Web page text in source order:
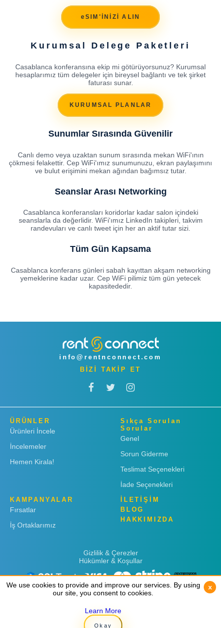
eSIM'İNİZİ ALIN
Kurumsal Delege Paketleri
Casablanca konferansına ekip mi götürüyorsunuz? Kurumsal
hesaplarımız tüm delegeler için bireysel bağlantı ve tek şirket
faturası sunar.
KURUMSAL PLANLAR
Sunumlar Sırasında Güvenilir
Canlı demo veya uzaktan sunum sırasında mekan WiFi'ının
çökmesi felakettir. Cep WiFi'ımız sunumunuzu, ekran paylaşımını
ve bulut erişimini mekan ağından bağımsız tutar.
Seanslar Arası Networking
Casablanca konferansları koridorlar kadar salon içindeki
seanslarla da değerlidir. WiFi'ımız LinkedIn takipleri, takvim
randevuları ve canlı tweet için her an aktif tutar sizi.
Tüm Gün Kapsama
Casablanca konferans günleri sabah kayıttan akşam networking
yemeklerine kadar uzar. Cep WiFi pilimiz tüm gün yetecek
kapasitededir.
info@rentnconnect.com
BİZİ TAKİP ET
ÜRÜNLER
Ürünleri İncele
İncelemeler
Hemen Kirala!
Sıkça Sorulan
Sorular
Genel
Sorun Giderme
Teslimat Seçenekleri
İade Seçenekleri
KAMPANYALAR
Fırsatlar
İş Ortaklarımız
İLETİŞİM
BLOG
HAKKIMIZDA
Gizlilik & Çerezler
Hükümler & Koşullar
Copyright © 2019 Rent 'n Connect
We use cookies to provide and improve our services. By using
our site, you consent to cookies.
Learn More
Okay
x
We use cookies to provide and improve our services. By using
our site, you consent to cookies.
Learn More
Okay
x